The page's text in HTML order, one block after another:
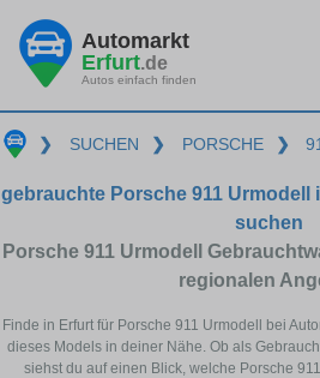
Automarkt
Erfurt.de
Autos einfach finden
❯ SUCHEN ❯ PORSCHE ❯
gebrauchte Porsche 911 Urmodell
suchen
Porsche 911 Urmodell
regionalen
Finde in Erfurt für Porsche 911 Urmodell bei
dieses Models in deiner Nähe. Ob als
siehst du auf einen Blick, welche Porsche